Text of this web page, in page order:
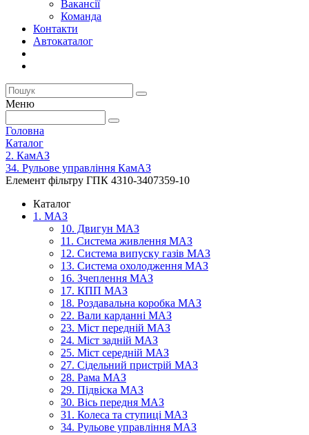
Вакансії
Команда
Контакти
Автокаталог
Меню
Головна
Каталог
2. КамАЗ
34. Рульове управління КамАЗ
Елемент фільтру ГПК 4310-3407359-10
Каталог
1. МАЗ
10. Двигун МАЗ
11. Система живлення МАЗ
12. Система випуску газів МАЗ
13. Система охолодження МАЗ
16. Зчеплення МАЗ
17. КПП МАЗ
18. Роздавальна коробка МАЗ
22. Вали карданні МАЗ
23. Міст передній МАЗ
24. Міст задній МАЗ
25. Міст середній МАЗ
27. Сідельний пристрій МАЗ
28. Рама МАЗ
29. Підвіска МАЗ
30. Вісь передня МАЗ
31. Колеса та ступиці МАЗ
34. Рульове управління МАЗ